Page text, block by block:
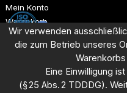
Mein Konto
Warenkorb
Registrieren
Anmelden
Dieses Angebot richtet sich
Industrie, Handel und Gewerbe.
Wir verwenden
die zum Betrieb unseres
Eine Einwilligung
(§ 25 Abs. 2 TDDDG).